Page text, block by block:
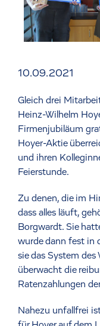
10.09.2021
Gleich drei
Heinz-Wilhelm
Firmenjubiläum
Hoyer-Aktie
und ihren
Feierstunde.
Zu denen, die im
dass alles läuft,
Borgwardt. Sie
wurde dann fest in
sie das System
überwacht die
Ratenzahlungen
Nahezu unfallfrei